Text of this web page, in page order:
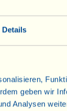
Details
geben wir
Analysen
Methode
D.O.C.G.